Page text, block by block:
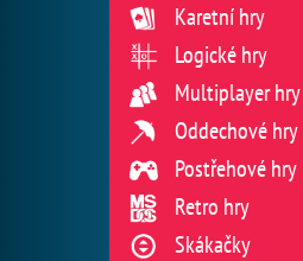
Karetní hry
Logické hry
Multiplayer hry
Oddechové hry
Postřehové hry
Retro hry
Skákačky